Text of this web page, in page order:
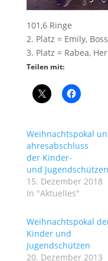
101,6 Ringe
2. Platz = Emily,
3. Platz = Rabea,
Teilen mit:
Weihnachtspokal
ahresabschluss
der Kinder-
und Jugendschützen
15. Dezember 2018
In "Aktuelles"
Weihnachtspokal
Kinder und
Jugendschützen
20. Dezember 2013